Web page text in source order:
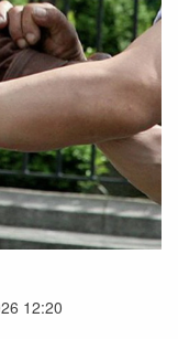
12:20